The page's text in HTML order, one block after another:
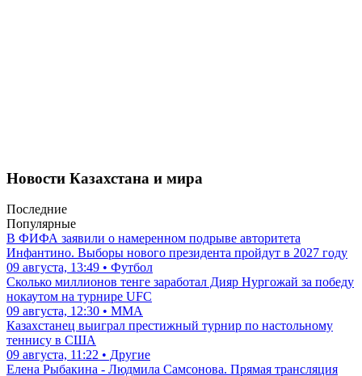
Новости Казахстана и мира
Последние
Популярные
В ФИФА заявили о намеренном подрыве авторитета
Инфантино. Выборы нового президента пройдут в 2027 году
09 августа, 13:49 • Футбол
Сколько миллионов тенге заработал Дияр Нургожай за победу
нокаутом на турнире UFC
09 августа, 12:30 • ММА
Казахстанец выиграл престижный турнир по настольному
теннису в США
09 августа, 11:22 • Другие
Елена Рыбакина - Людмила Самсонова. Прямая трансляция